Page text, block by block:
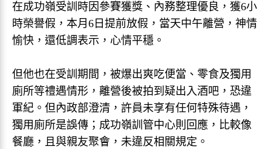
在成功嶺受訓時因參賽獲獎、內務整理優良，獲6小
時榮譽假，本月6日提前放假，當天中午離營，神情
愉快，還低調表示，心情平穩。
但他也在受訓期間，被爆出爽吃便當、零食及獨用
廁所等禮遇情形，離營後被拍到疑出入酒吧，恐違
軍紀。但內政部澄清，許員未享有任何特殊待遇，
獨用廁所是誤傳；成功嶺訓管中心則回應，比較像
餐廳，且與親友聚會，未違反相關規定。